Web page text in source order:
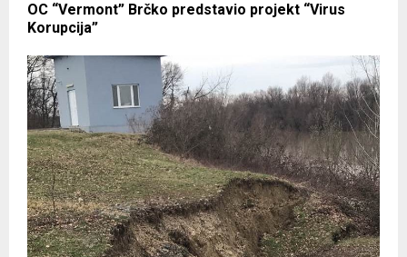
OC “Vermont” Brčko predstavio projekt “Virus
Korupcija”